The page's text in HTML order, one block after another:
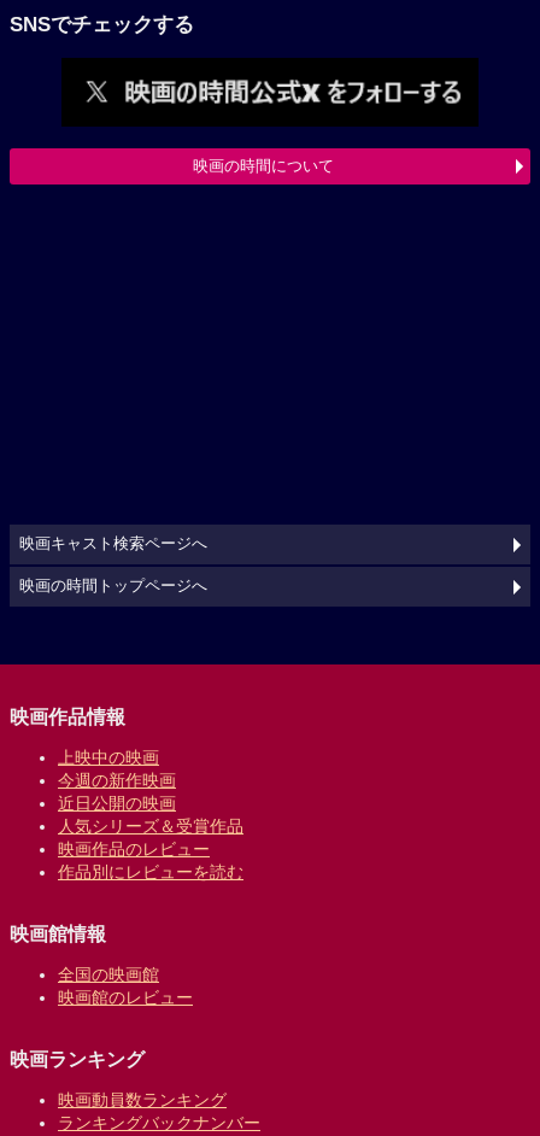
SNSでチェックする
映画の時間について
映画キャスト検索ページへ
映画の時間トップページへ
映画作品情報
上映中の映画
今週の新作映画
近日公開の映画
人気シリーズ＆受賞作品
映画作品のレビュー
作品別にレビューを読む
映画館情報
全国の映画館
映画館のレビュー
映画ランキング
映画動員数ランキング
ランキングバックナンバー